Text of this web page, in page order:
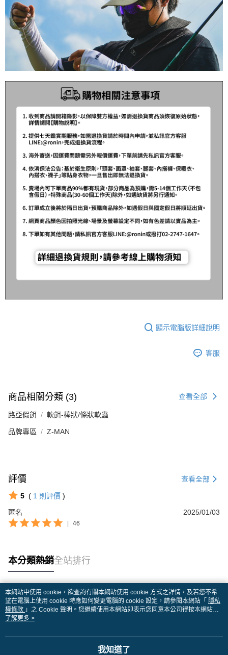
顯示電腦版詳細說明
客服
商品相關分類 (3) 查看全部
路亞假餌 軟餌-棒狀/條狀軟蟲
品牌專區 Z-MAN
評價 查看全部
5 ( 1 則評價 )
匿名
2025/01/03
46
本分類熱銷全站排行
熱門標籤
本網站中使用 cookie，欲查詢有關本網站使用 cookie 方式之詳情，及若您不希
望在電腦上使用 cookie 時應如何變更電腦的 cookie 設定，請參閱本網站「 隱私
權條款 」之 Cookie 聲明。您繼續使用本網站即表示您同意本公司得按本網站使
用條款之 Cookie 聲明使用 cookie。
了解更多 >
我知道了